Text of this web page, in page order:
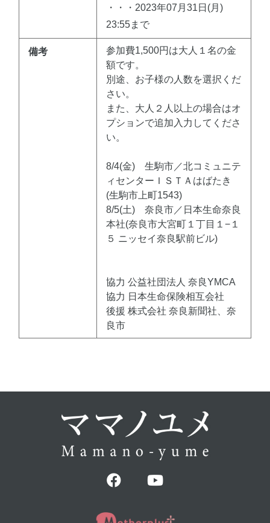
・・・2023年07月31日(月)
23:55まで
備考
参加費1,500円は大人１名の金
額です。
別途、お子様の人数を選択くだ
さい。
また、大人２人以上の場合はオ
プションで追加入力してくださ
い。
8/4(金) 生駒市／北コミュニテ
ィセンターＩＳＴＡはばたき
(生駒市上町1543)
8/5(土) 奈良市／日本生命奈良
本社(奈良市大宮町１丁目１−１
５ ニッセイ奈良駅前ビル)
協力 公益社団法人 奈良YMCA
協力 日本生命保険相互会社
後援 株式会社 奈良新聞社、奈
良市